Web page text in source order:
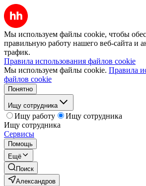
Мы используем файлы cookie, чтобы
правильную работу нашего веб-сайта и
трафик.
Правила использования файлов cookie
Мы используем файлы cookie. Правила
файлов cookie
Понятно
Ищу сотрудника
Ищу работу
Ищу сотрудника
Ищу сотрудника
Сервисы
Помощь
Ещё
Поиск
Александров